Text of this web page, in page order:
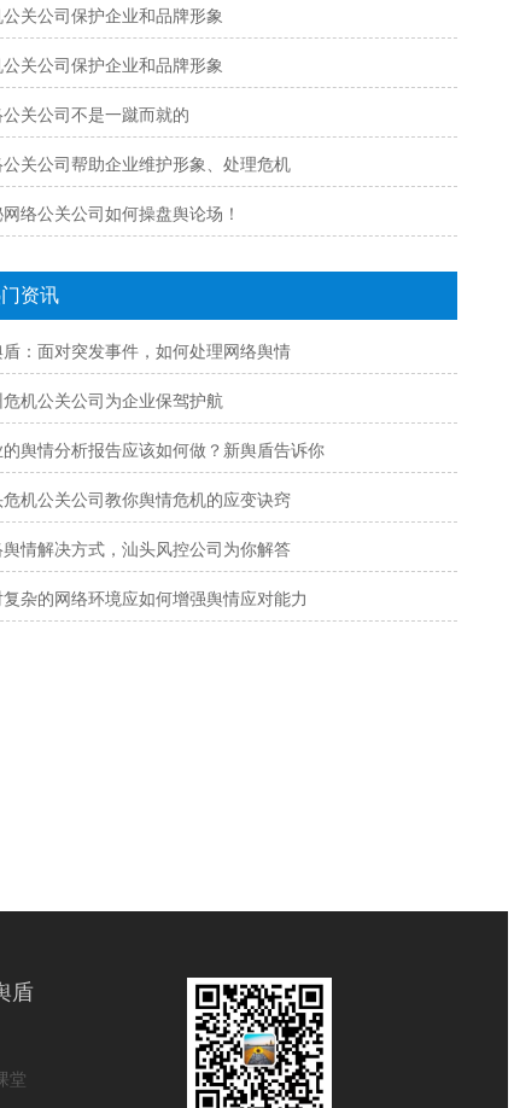
公关公司保护企业和品牌形象
公关公司保护企业和品牌形象
公关公司不是一蹴而就的
公关公司帮助企业维护形象、处理危机
络公关公司如何操盘舆论场！
资讯
盾：面对突发事件，如何处理网络舆情
危机公关公司为企业保驾护航
的舆情分析报告应该如何做？新舆盾告诉你
危机公关公司教你舆情危机的应变诀窍
舆情解决方式，汕头风控公司为你解答
复杂的网络环境应如何增强舆情应对能力
盾
堂